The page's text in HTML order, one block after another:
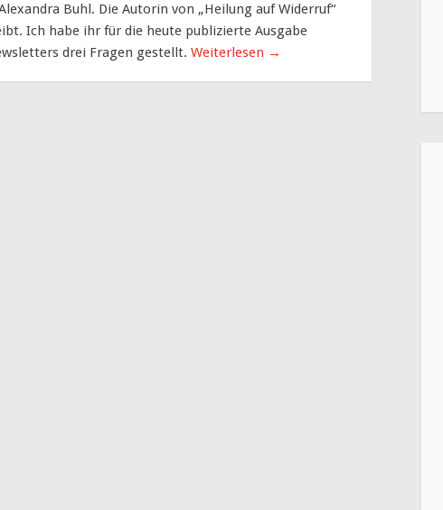
Buhl. Die Autorin von „Heilung auf Widerruf“
Ich habe ihr für die heute publizierte Ausgabe
drei Fragen gestellt. Weiterlesen →